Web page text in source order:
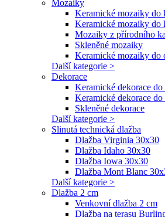
Mozaiky
Keramické mozaiky do
Keramické mozaiky do
Mozaiky z přírodního
Skleněné mozaiky
Keramické mozaiky do
Další kategorie >
Dekorace
Keramické dekorace
Keramické dekorace
Skleněné dekorace
Další kategorie >
Slinutá technická dlažba
Dlažba Virginia 30x30
Dlažba Idaho 30x30
Dlažba Iowa 30x30
Dlažba Mont Blanc
Další kategorie >
Dlažba 2 cm
Venkovní dlažba 2 cm
Dlažba na terasu